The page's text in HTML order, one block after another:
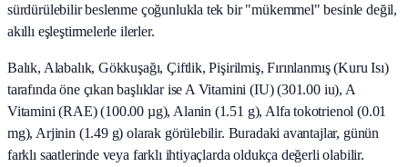
sürdürülebilir beslenme çoğunlukla tek bir "mükemmel" besinle değil,
akıllı eşleştirmelerle ilerler.
Balık, Alabalık, Gökkuşağı, Çiftlik, Pişirilmiş, Fırınlanmış (Kuru Isı)
tarafında öne çıkan başlıklar ise A Vitamini (IU) (301.00 iu), A
Vitamini (RAE) (100.00 µg), Alanin (1.51 g), Alfa tokotrienol (0.01
mg), Arjinin (1.49 g) olarak görülebilir. Buradaki avantajlar, günün
farklı saatlerinde veya farklı ihtiyaçlarda oldukça değerli olabilir.